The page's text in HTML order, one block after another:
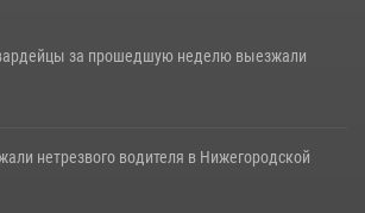
за прошедшую неделю выезжали
нетрезвого водителя в Нижегородской